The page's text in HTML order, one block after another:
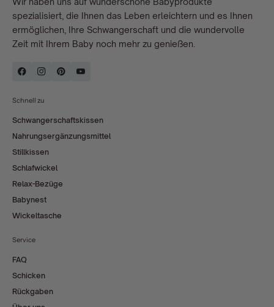
spezialisiert, die Ihnen das Leben erleichtern und es Ihnen
ermöglichen, Ihre Schwangerschaft und die wundervolle
Zeit mit Ihrem Baby noch mehr zu genießen.
Schnell zu
Schwangerschaftskissen
Nahrungsergänzungsmittel
Stillkissen
Schlafwickel
Relax-Bezüge
Babynest
Wickeltasche
Service
FAQ
Schicken
Rückgaben